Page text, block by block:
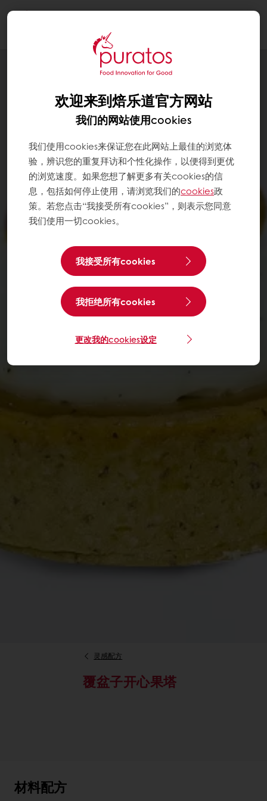
灵感配方
覆盆子开心果塔
材料配方
欢迎来到焙乐道官方网站
我们的网站使用cookies
我们使用cookies来保证您在此网站上最佳的浏览体
验，辨识您的重复拜访和个性化操作，以便得到更优
的浏览速度。如果您想了解更多有关cookies的信
息，包括如何停止使用，请浏览我们的cookies政
策。若您点击“我接受所有cookies”，则表示您同意
我们使用一切cookies。
我接受所有cookies
我拒绝所有cookies
更改我的cookies设定